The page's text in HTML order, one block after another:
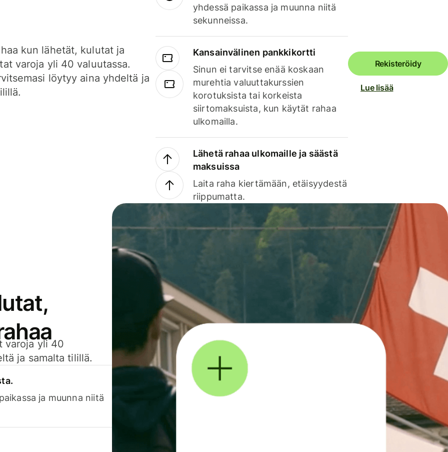
kun lähetät, kulutat ja
varoja yli 40 valuutassa.
löytyy aina yhdeltä ja
yhdessä paikassa ja muunna niitä
sekunneissa.
Kansainvälinen pankkikortti
Sinun ei tarvitse enää koskaan
murehtia valuuttakurssien
korotuksista tai korkeista
siirtomaksuista, kun käytät rahaa
ulkomailla.
Lähetä rahaa ulkomaille ja säästä
maksuissa
Laita raha kiertämään, etäisyydestä
riippumatta.
Rekisteröidy
Lue lisää
varoja yli 40
ja samalta tilillä.
ja muunna niitä